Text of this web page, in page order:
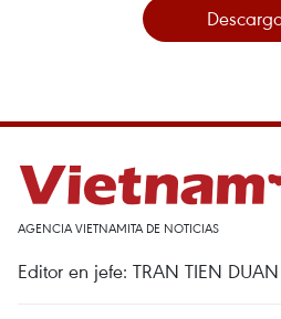
AGENCIA VIETNAMITA DE NOTICIAS
Editor en jefe: TRAN TIEN DUAN